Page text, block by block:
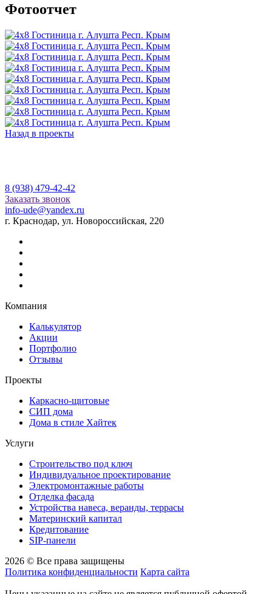
Фотоотчет
Назад в проекты
8 (938) 479-42-42
Заказать звонок
info-ude@yandex.ru
г. Краснодар, ул. Новороссийская, 220
Компания
Калькулятор
Акции
Портфолио
Отзывы
Проекты
Каркасно-щитовые
СИП дома
Дома в стиле Хайтек
Услуги
Строительство под ключ
Индивидуальное проектирование
Электромонтажные работы
Отделка фасада
Устройства навеса, веранды, террасы
Материнский капитал
Кредитование
SIP-панели
2026 © Все права защищены
Политика конфиденциальности Карта сайта